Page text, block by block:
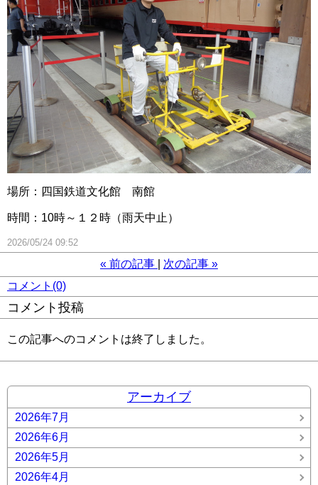
場所：四国鉄道文化館 南館
時間：10時～１２時（雨天中止）
2026/05/24 09:52
« 前の記事 次の記事 »
コメント(0)
コメント投稿
この記事へのコメントは終了しました。
アーカイブ
2026年7月
2026年6月
2026年5月
2026年4月